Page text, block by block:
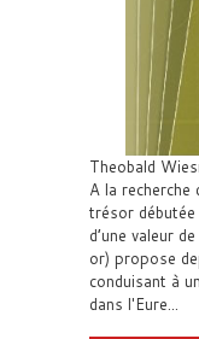
Theobald
A la recherche
trésor
d’une valeur
or) propose
conduisant à
dans l'Eure...